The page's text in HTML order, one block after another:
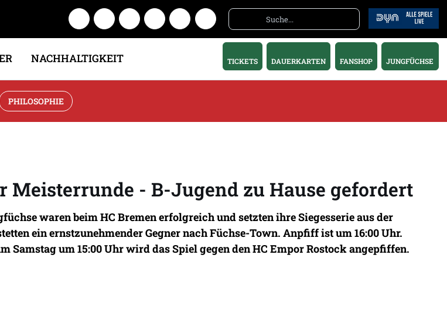
NACHHALTIGKEIT TICKETS DAUERKARTEN FANSHOP JUNGFÜCHSE
PHILOSOPHIE
- B-Jugend zu Hause gefordert
waren beim HC Bremen erfolgreich und setzten ihre Siegesserie aus der
ein ernstzunehmender Gegner nach Füchse-Town. Anpfiff ist um 16:00 Uhr.
Samstag um 15:00 Uhr wird das Spiel gegen den HC Empor Rostock angepfiffen.